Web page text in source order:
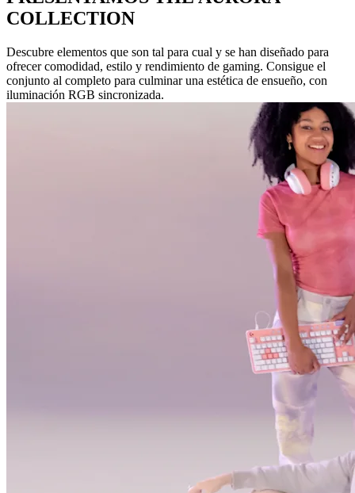
COLLECTION
Descubre elementos que son tal para cual y se han diseñado para
ofrecer comodidad, estilo y rendimiento de gaming. Consigue el
conjunto al completo para culminar una estética de ensueño, con
iluminación RGB sincronizada.